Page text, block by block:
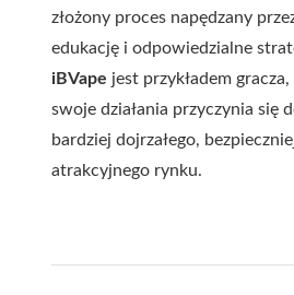
złożony proces napędzany
edukację i odpowiedzialne
iBVape jest przykładem
swoje działania przyczynia się
bardziej dojrzałego,
atrakcyjnego rynku.